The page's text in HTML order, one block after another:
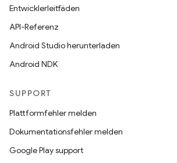
Entwicklerleitfäden
API-Referenz
Android Studio herunterladen
Android NDK
SUPPORT
Plattformfehler melden
Dokumentationsfehler melden
Google Play support